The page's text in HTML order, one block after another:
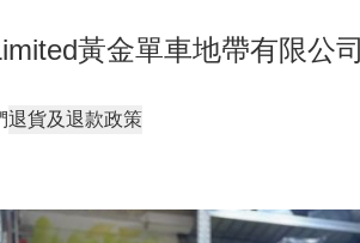
黃金單車地帶有限公司
退貨及退款政策